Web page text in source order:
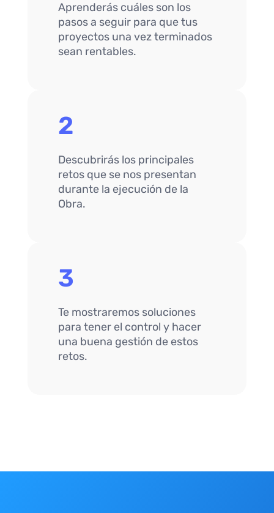
Aprenderás cuáles son los
pasos a seguir para que tus
proyectos una vez terminados
sean rentables.
2
Descubrirás los principales
retos que se nos presentan
durante la ejecución de la
Obra.
3
Te mostraremos soluciones
para tener el control y hacer
una buena gestión de estos
retos.